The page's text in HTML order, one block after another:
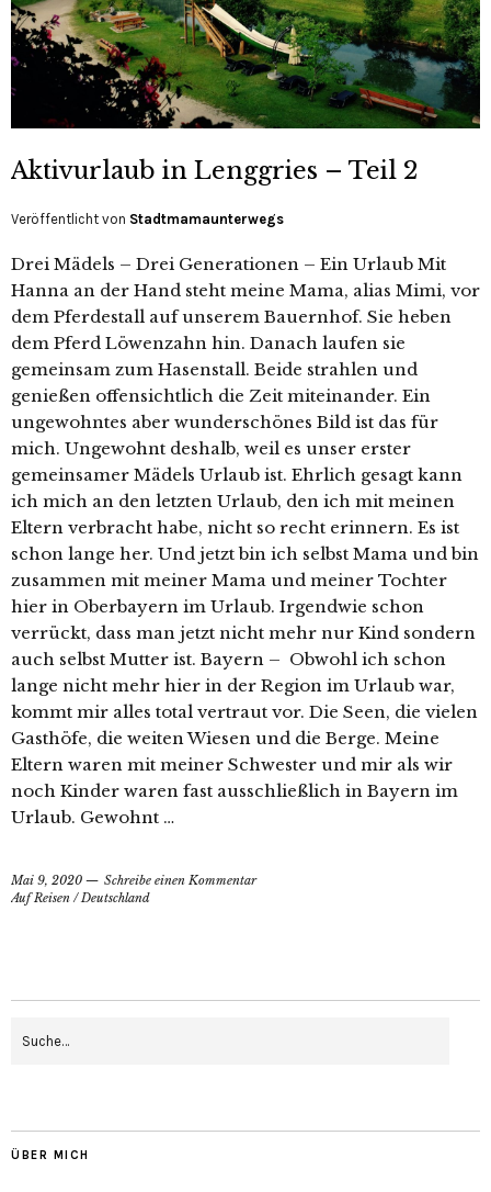
Aktivurlaub in Lenggries – Teil 2
Veröffentlicht von Stadtmamaunterwegs
Drei Mädels – Drei Generationen – Ein Urlaub Mit
Hanna an der Hand steht meine Mama, alias Mimi, vor
dem Pferdestall auf unserem Bauernhof. Sie heben
dem Pferd Löwenzahn hin. Danach laufen sie
gemeinsam zum Hasenstall. Beide strahlen und
genießen offensichtlich die Zeit miteinander. Ein
ungewohntes aber wunderschönes Bild ist das für
mich. Ungewohnt deshalb, weil es unser erster
gemeinsamer Mädels Urlaub ist. Ehrlich gesagt kann
ich mich an den letzten Urlaub, den ich mit meinen
Eltern verbracht habe, nicht so recht erinnern. Es ist
schon lange her. Und jetzt bin ich selbst Mama und bin
zusammen mit meiner Mama und meiner Tochter
hier in Oberbayern im Urlaub. Irgendwie schon
verrückt, dass man jetzt nicht mehr nur Kind sondern
auch selbst Mutter ist. Bayern – Obwohl ich schon
lange nicht mehr hier in der Region im Urlaub war,
kommt mir alles total vertraut vor. Die Seen, die vielen
Gasthöfe, die weiten Wiesen und die Berge. Meine
Eltern waren mit meiner Schwester und mir als wir
noch Kinder waren fast ausschließlich in Bayern im
Urlaub. Gewohnt …
Mai 9, 2020
Schreibe einen Kommentar
Auf Reisen / Deutschland
ÜBER MICH